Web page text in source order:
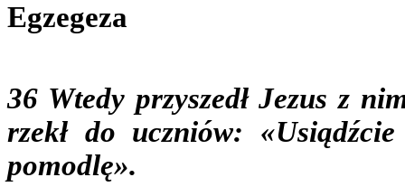
Egzegeza
36 Wtedy przyszedł Jezus z
rzekł do uczniów:
pomodlę».